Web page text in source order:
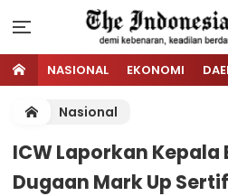
NASIONAL EKONOMI
Nasional
ICW Laporkan Kepala
Dugaan Mark Up